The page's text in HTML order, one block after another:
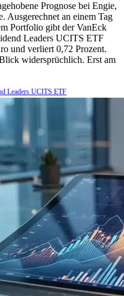
Prognose bei Engie,
Ausgerechnet an einem Tag
Portfolio gibt der VanEck
Leaders UCITS ETF
und verliert 0,72 Prozent.
widersprüchlich. Erst am
Leaders UCITS ETF